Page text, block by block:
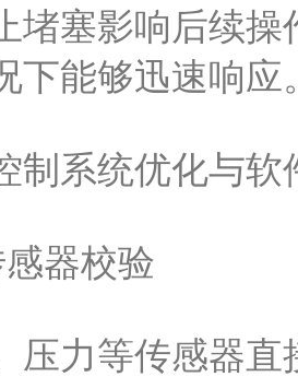
堵塞影响后续
下能够迅速响应
系统优化与软
器校验
力等传感器直